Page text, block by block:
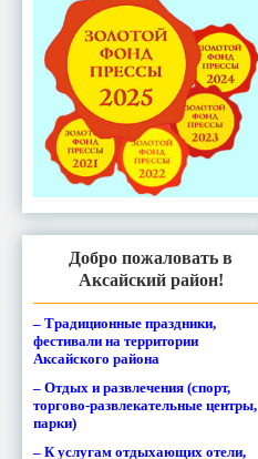
Добро пожаловать в
Аксайский район!
– Традиционные праздники,
фестивали на территории
Аксайского района
– Отдых и развлечения (спорт,
торгово-развлекательные центры,
парки)
– К услугам отдыхающих отели,